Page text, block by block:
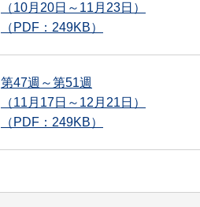
（10月20日～11月23日）
（PDF：249KB）
第47週～第51週
（11月17日～12月21日）
（PDF：249KB）